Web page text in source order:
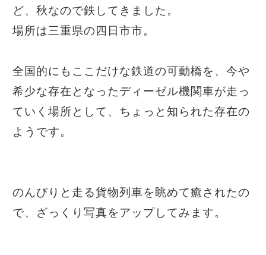
ど、秋なので鉄してきました。
場所は三重県の四日市市。
全国的にもここだけな鉄道の可動橋を、今や
希少な存在となったディーゼル機関車が走っ
ていく場所として、ちょっと知られた存在の
ようです。
のんびりと走る貨物列車を眺めて癒されたの
で、ざっくり写真をアップしてみます。